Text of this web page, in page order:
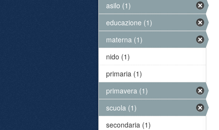
asilo (1)
educazione (1)
materna (1)
nido (1)
primaria (1)
primavera (1)
scuola (1)
secondaria (1)